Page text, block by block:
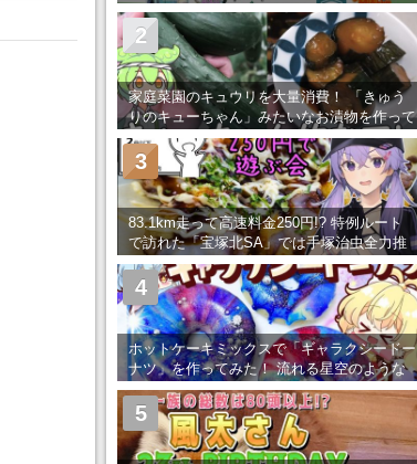
た！ 「RTA in Japan」のチャンネルの貸し
出しを利用し8/9から1週間にわたって開催
家庭菜園のキュウリを大量消費！ 「きゅう
りのキューちゃん」みたいなお漬物を作って
みた
2
83.1km走って高速料金250円!? 特例ルート
で訪れた「宝塚北SA」では手塚治虫全力推
し＆関西グルメが楽しめる！
3
ホットケーキミックスで「ギャラクシードー
ナツ」を作ってみた！ 流れる星空のような
レンチン・レシピを紹介
4
5